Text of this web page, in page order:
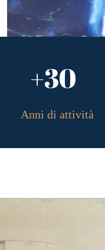
+30
Anni di attività